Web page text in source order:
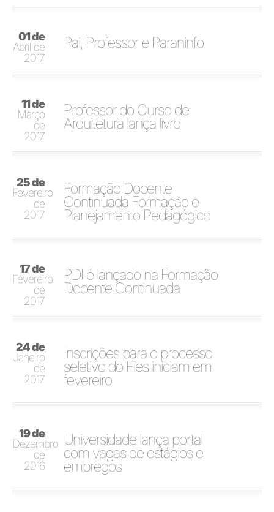
01 de
Abril de
2017
Pai, Professor e Paraninfo
11 de
Março
de
2017
Professor do Curso de
Arquitetura lança livro
25 de
Fevereiro
de
2017
Formação Docente
Continuada Formação e
Planejamento Pedagógico
17 de
Fevereiro
de
2017
PDI é lançado na Formação
Docente Continuada
24 de
Janeiro
de
2017
Inscrições para o processo
seletivo do Fies iniciam em
fevereiro
19 de
Dezembro
de
2016
Universidade lança portal
com vagas de estágios e
empregos